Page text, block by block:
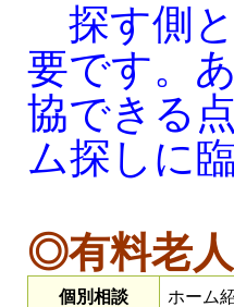
探す側
要です。
協できる
ム探しに
◎有料老
個別相談 ホーム